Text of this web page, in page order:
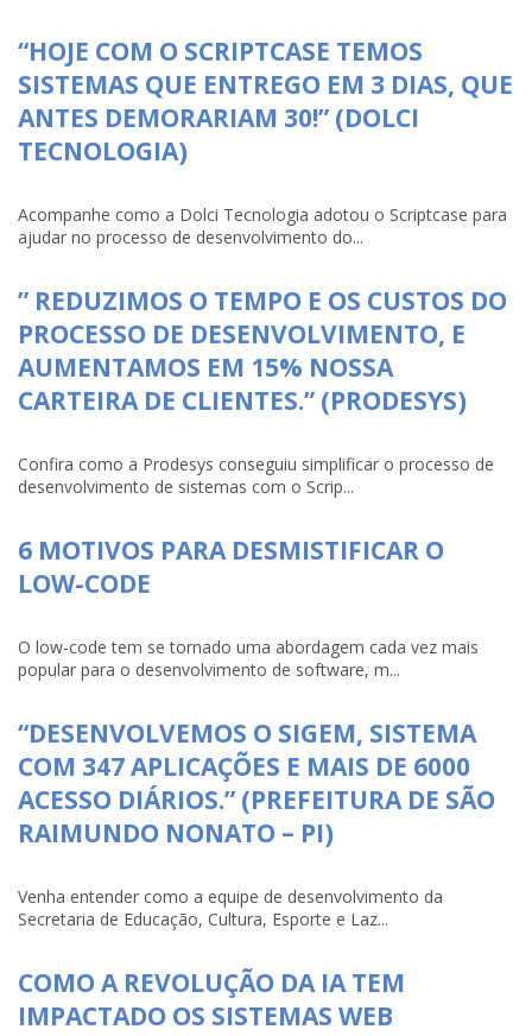
“HOJE COM O SCRIPTCASE TEMOS
SISTEMAS QUE ENTREGO EM 3 DIAS, QUE
ANTES DEMORARIAM 30!” (DOLCI
TECNOLOGIA)
Acompanhe como a Dolci Tecnologia adotou o Scriptcase para
ajudar no processo de desenvolvimento do...
” REDUZIMOS O TEMPO E OS CUSTOS DO
PROCESSO DE DESENVOLVIMENTO, E
AUMENTAMOS EM 15% NOSSA
CARTEIRA DE CLIENTES.” (PRODESYS)
Confira como a Prodesys conseguiu simplificar o processo de
desenvolvimento de sistemas com o Scrip...
6 MOTIVOS PARA DESMISTIFICAR O
LOW-CODE
O low-code tem se tornado uma abordagem cada vez mais
popular para o desenvolvimento de software, m...
“DESENVOLVEMOS O SIGEM, SISTEMA
COM 347 APLICAÇÕES E MAIS DE 6000
ACESSO DIÁRIOS.” (PREFEITURA DE SÃO
RAIMUNDO NONATO – PI)
Venha entender como a equipe de desenvolvimento da
Secretaria de Educação, Cultura, Esporte e Laz...
COMO A REVOLUÇÃO DA IA TEM
IMPACTADO OS SISTEMAS WEB